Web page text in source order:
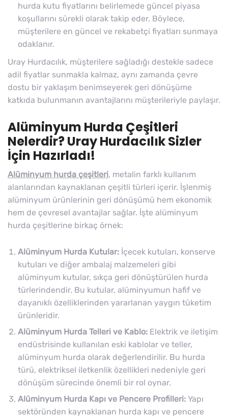
hurda kutu fiyatlarını belirlemede güncel piyasa
koşullarını sürekli olarak takip eder. Böylece,
müşterilere en güncel ve rekabetçi fiyatları sunmaya
odaklanır.
Uray Hurdacılık, müşterilere sağladığı destekle sadece
adil fiyatlar sunmakla kalmaz, aynı zamanda çevre
dostu bir yaklaşım benimseyerek geri dönüşüme
katkıda bulunmanın avantajlarını müşterileriyle paylaşır.
Alüminyum Hurda Çeşitleri
Nelerdir? Uray Hurdacılık Sizler
İçin Hazırladı!
Alüminyum hurda çeşitleri, metalin farklı kullanım
alanlarından kaynaklanan çeşitli türleri içerir. İşlenmiş
alüminyum ürünlerinin geri dönüşümü hem ekonomik
hem de çevresel avantajlar sağlar. İşte alüminyum
hurda çeşitlerine birkaç örnek:
Alüminyum Hurda Kutular: İçecek kutuları, konserve
kutuları ve diğer ambalaj malzemeleri gibi
alüminyum kutular, sıkça geri dönüştürülen hurda
türlerindendir. Bu kutular, alüminyumun hafif ve
dayanıklı özelliklerinden yararlanan yaygın tüketim
ürünleridir.
Alüminyum Hurda Telleri ve Kablo: Elektrik ve iletişim
endüstrisinde kullanılan eski kablolar ve teller,
alüminyum hurda olarak değerlendirilir. Bu hurda
türü, elektriksel iletkenlik özellikleri nedeniyle geri
dönüşüm sürecinde önemli bir rol oynar.
Alüminyum Hurda Kapı ve Pencere Profilleri: Yapı
sektöründen kaynaklanan hurda kapı ve pencere